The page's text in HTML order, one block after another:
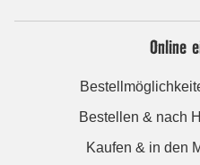
Online
Bestellen & nach
Kaufen & in den